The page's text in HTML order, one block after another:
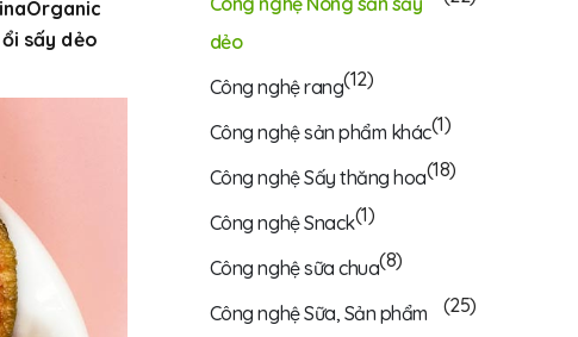
sấy dẻo
dẻo
Công nghệ rang(12)
Công nghệ sản phẩm khác(1)
Công nghệ Sấy thăng hoa(18)
Công nghệ Snack(1)
Công nghệ sữa chua(8)
Công nghệ Sữa, Sản phẩm
(25)